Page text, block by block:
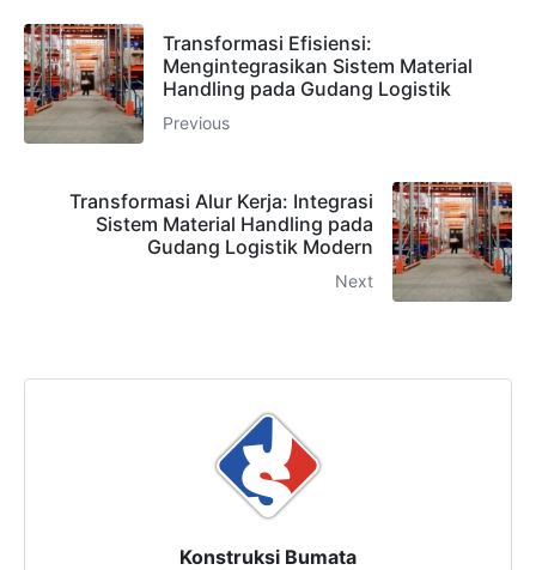
Transformasi Efisiensi:
Mengintegrasikan Sistem Material
Handling pada Gudang Logistik
Previous
Transformasi Alur Kerja: Integrasi
Sistem Material Handling pada
Gudang Logistik Modern
Next
Konstruksi Bumata